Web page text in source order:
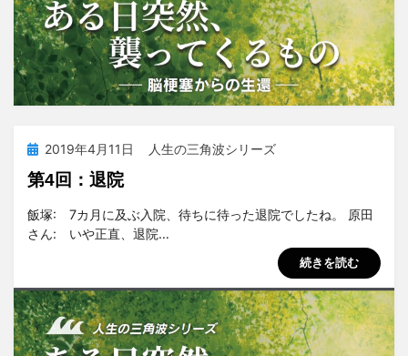
投
稿
日:
2019年4月11日 人生の三角波シリーズ
第4回：退院
投稿者tsuchiya
飯塚: 7カ月に及ぶ入院、待ちに待った退院でしたね。 原田
さん: いや正直、退院…
続きを読む